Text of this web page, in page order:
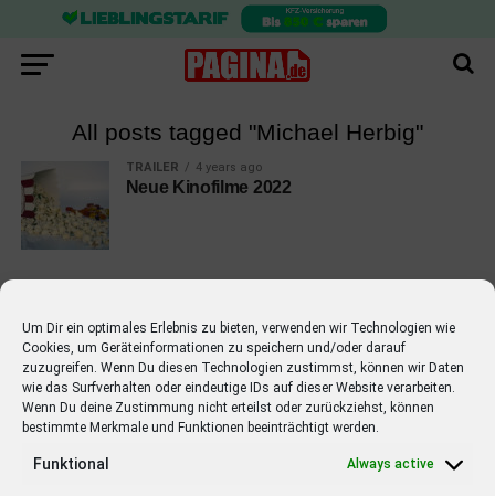
Um Dir ein optimales Erlebnis zu bieten, verwenden wir Technologien wie
Cookies, um Geräteinformationen zu speichern und/oder darauf
zuzugreifen. Wenn Du diesen Technologien zustimmst, können wir Daten
wie das Surfverhalten oder eindeutige IDs auf dieser Website verarbeiten.
Wenn Du deine Zustimmung nicht erteilst oder zurückziehst, können
bestimmte Merkmale und Funktionen beeinträchtigt werden.
Funktional Always active
All posts tagged "Michael Herbig"
TRAILER 4 years ago
Neue Kinofilme 2022
EMPFOHLEN
STARS 4 years ago
Barbara Schöneberger Moderatorin
von “Verstehen Sie Spaß?”